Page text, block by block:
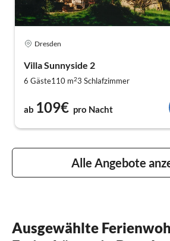
Dresden
Villa Sunnyside 2
6 Gäste110 m23 Schlafzimmer
ab 109€ pro Nacht
Alle Angebote
Ausgewählte